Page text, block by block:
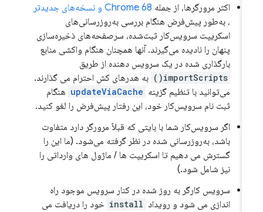
اکثر مرورگرها، از جملهChrome 68 و نسخه‌های جدیدتر
، به‌طور پیش‌فرض هنگام بررسی به‌روزرسانی‌های
اسکریپت سرویس‌کار ثبت‌شده، سرصفحه‌های ذخیره‌سازی
پنهان را نادیده می‌گیرند. آنها همچنان هنگام واکشی منابع
بارگذاری شده در یک سرویس دهنده از طریق
importScripts()
به هدرهای کش احترام می گذارند.
می‌توانید با تنظیم گزینه updateViaCache هنگام
ثبت نام سرویس‌کار خود، این رفتار پیش‌فرض را لغو کنید.
اگر سرویس‌کار شما با بایتی که قبلاً مرورگر دارد متفاوت
باشد، به‌روزرسانی شده در نظر گرفته می‌شود. (ما این را
گسترش می دهیم تا اسکریپت ها / ماژول های وارداتی را
نیز شامل شود.)
سرویس کارگر به روز شده در کنار سرویس موجود راه
اندازی می شود و رویداد install خود را دریافت می